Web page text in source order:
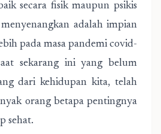
secara fisik maupun psikis
adalah impian
pada masa pandemi covid-
sekarang ini yang belum
dari kehidupan kita, telah
orang betapa pentingnya
sehat.